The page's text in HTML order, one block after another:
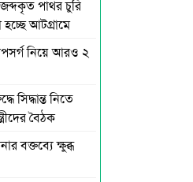
পাথর চুরি
আটগ্রামে
নিয়ে আরও ২
সিদ্ধান্ত নিতে
বৈঠক
বক্তব্যে ক্ষুব্ধ